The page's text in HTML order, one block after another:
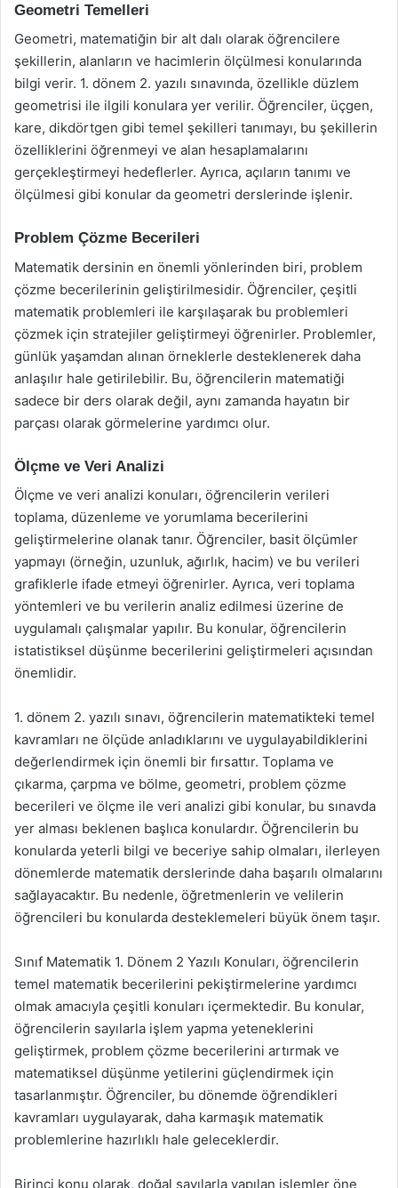
Geometri Temelleri
Geometri, matematiğin bir alt dalı olarak öğrencilere
şekillerin, alanların ve hacimlerin ölçülmesi konularında
bilgi verir. 1. dönem 2. yazılı sınavında, özellikle düzlem
geometrisi ile ilgili konulara yer verilir. Öğrenciler, üçgen,
kare, dikdörtgen gibi temel şekilleri tanımayı, bu şekillerin
özelliklerini öğrenmeyi ve alan hesaplamalarını
gerçekleştirmeyi hedeflerler. Ayrıca, açıların tanımı ve
ölçülmesi gibi konular da geometri derslerinde işlenir.
Problem Çözme Becerileri
Matematik dersinin en önemli yönlerinden biri, problem
çözme becerilerinin geliştirilmesidir. Öğrenciler, çeşitli
matematik problemleri ile karşılaşarak bu problemleri
çözmek için stratejiler geliştirmeyi öğrenirler. Problemler,
günlük yaşamdan alınan örneklerle desteklenerek daha
anlaşılır hale getirilebilir. Bu, öğrencilerin matematiği
sadece bir ders olarak değil, aynı zamanda hayatın bir
parçası olarak görmelerine yardımcı olur.
Ölçme ve Veri Analizi
Ölçme ve veri analizi konuları, öğrencilerin verileri
toplama, düzenleme ve yorumlama becerilerini
geliştirmelerine olanak tanır. Öğrenciler, basit ölçümler
yapmayı (örneğin, uzunluk, ağırlık, hacim) ve bu verileri
grafiklerle ifade etmeyi öğrenirler. Ayrıca, veri toplama
yöntemleri ve bu verilerin analiz edilmesi üzerine de
uygulamalı çalışmalar yapılır. Bu konular, öğrencilerin
istatistiksel düşünme becerilerini geliştirmeleri açısından
önemlidir.
1. dönem 2. yazılı sınavı, öğrencilerin matematikteki temel
kavramları ne ölçüde anladıklarını ve uygulayabildiklerini
değerlendirmek için önemli bir fırsattır. Toplama ve
çıkarma, çarpma ve bölme, geometri, problem çözme
becerileri ve ölçme ile veri analizi gibi konular, bu sınavda
yer alması beklenen başlıca konulardır. Öğrencilerin bu
konularda yeterli bilgi ve beceriye sahip olmaları, ilerleyen
dönemlerde matematik derslerinde daha başarılı olmalarını
sağlayacaktır. Bu nedenle, öğretmenlerin ve velilerin
öğrencileri bu konularda desteklemeleri büyük önem taşır.
Sınıf Matematik 1. Dönem 2 Yazılı Konuları, öğrencilerin
temel matematik becerilerini pekiştirmelerine yardımcı
olmak amacıyla çeşitli konuları içermektedir. Bu konular,
öğrencilerin sayılarla işlem yapma yeteneklerini
geliştirmek, problem çözme becerilerini artırmak ve
matematiksel düşünme yetilerini güçlendirmek için
tasarlanmıştır. Öğrenciler, bu dönemde öğrendikleri
kavramları uygulayarak, daha karmaşık matematik
problemlerine hazırlıklı hale geleceklerdir.
Birinci konu olarak, doğal sayılarla yapılan işlemler öne